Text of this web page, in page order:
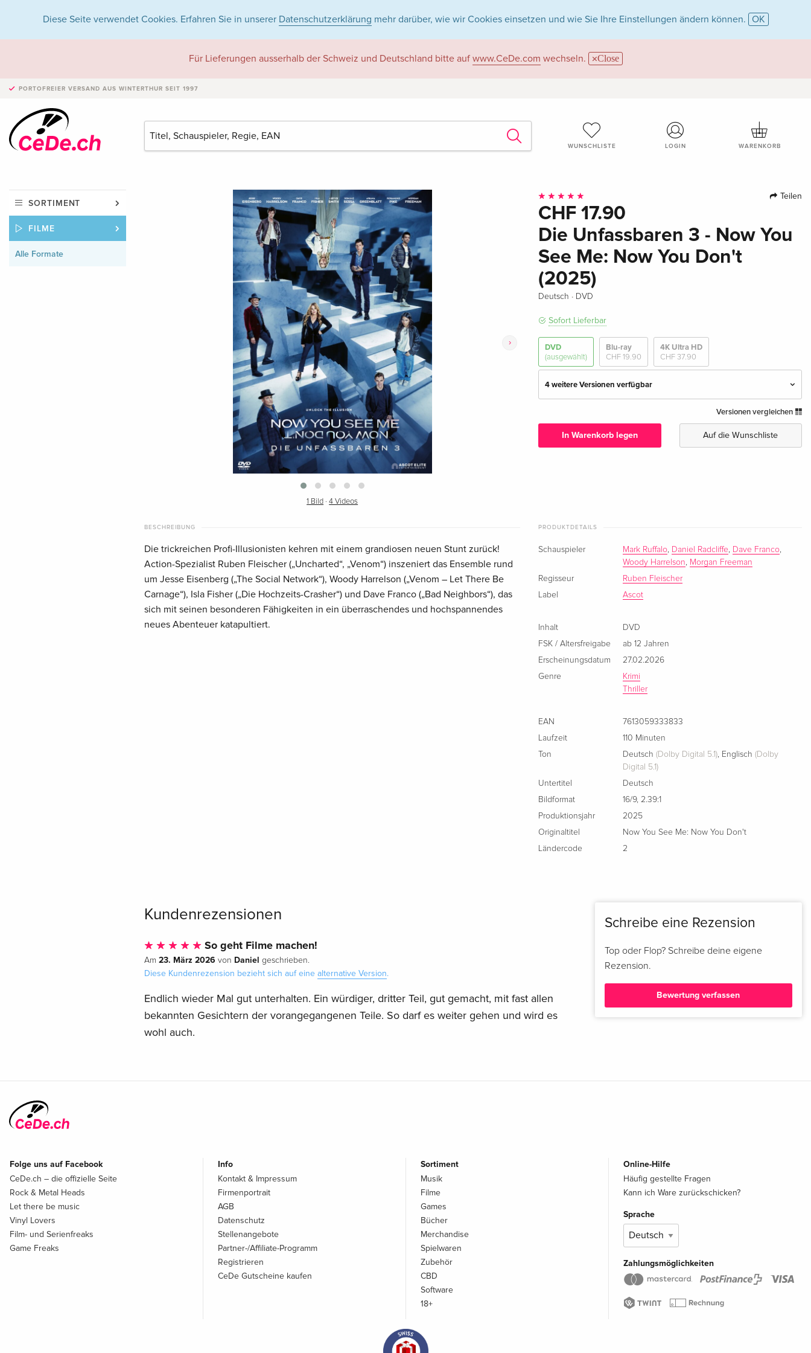
Diese Seite verwendet Cookies. Erfahren Sie in unserer Datenschutzerklärung mehr darüber, wie wir Cookies einsetzen und wie Sie Ihre Einstellungen ändern können. OK
Für Lieferungen ausserhalb der Schweiz und Deutschland bitte auf www.CeDe.com wechseln. Close
PORTOFREIER VERSAND AUS WINTERTHUR SEIT 1997
WUNSCHLISTE LOGIN WARENKORB
SORTIMENT
FILME
Alle Formate
›
1 Bild ·4 Videos
Teilen
CHF 17.90
Die Unfassbaren 3 - Now You
See Me: Now You Don't
(2025)
Deutsch · DVD
Sofort Lieferbar
DVD
(ausgewählt)
Blu-ray
CHF 19.90
4K Ultra HD
CHF 37.90
4 weitere Versionen verfügbar
Deutsch
CHF 17.90
Französisch
CHF 27.50
Standard Edition
Italienisch
Versionen vergleichen
In Warenkorb legen Auf die Wunschliste
BESCHREIBUNG
Die trickreichen Profi-Illusionisten kehren mit einem grandiosen neuen Stunt zurück!
Action-Spezialist Ruben Fleischer („Uncharted“, „Venom“) inszeniert das Ensemble rund
um Jesse Eisenberg („The Social Network“), Woody Harrelson („Venom – Let There Be
Carnage“), Isla Fisher („Die Hochzeits-Crasher“) und Dave Franco („Bad Neighbors“), das
sich mit seinen besonderen Fähigkeiten in ein überraschendes und hochspannendes
neues Abenteuer katapultiert.
PRODUKTDETAILS
Schauspieler Mark Ruffalo, Daniel Radcliffe, Dave Franco,
Woody Harrelson, Morgan Freeman
Regisseur
Ruben Fleischer
Label
Ascot
Inhalt
DVD
FSK / Altersfreigabe
ab 12 Jahren
Erscheinungsdatum
27.02.2026
Genre
Krimi
Thriller
EAN
7613059333833
Laufzeit
110 Minuten
Ton
Deutsch (Dolby Digital 5.1), Englisch (Dolby
Digital 5.1)
Untertitel
Deutsch
Bildformat
16/9,2.39:1
Produktionsjahr
2025
Originaltitel
Now You See Me: Now You Don't
Ländercode
2
Kundenrezensionen
So geht Filme machen!
Am 23. März 2026 von Daniel geschrieben.
Diese Kundenrezension bezieht sich auf eine alternative Version.
Endlich wieder Mal gut unterhalten. Ein würdiger, dritter Teil, gut gemacht, mit fast allen
bekannten Gesichtern der vorangegangenen Teile. So darf es weiter gehen und wird es
wohl auch.
Schreibe eine Rezension
Top oder Flop? Schreibe deine eigene
Rezension.
Bewertung verfassen
Folge uns auf Facebook
CeDe.ch – die offizielle Seite
Rock & Metal Heads
Let there be music
Vinyl Lovers
Film- und Serienfreaks
Game Freaks
Info
Kontakt & Impressum
Firmenportrait
AGB
Datenschutz
Stellenangebote
Partner-/Affiliate-Programm
Registrieren
CeDe Gutscheine kaufen
Sortiment
Musik
Filme
Games
Bücher
Merchandise
Spielwaren
Zubehör
CBD
Software
18+
Online-Hilfe
Häufig gestellte Fragen
Kann ich Ware zurückschicken?
Sprache
Zahlungsmöglichkeiten